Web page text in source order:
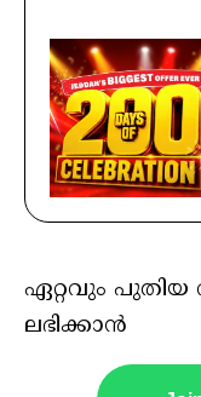
ഏറ്റവും പുതിയ
ലഭിക്കാൻ